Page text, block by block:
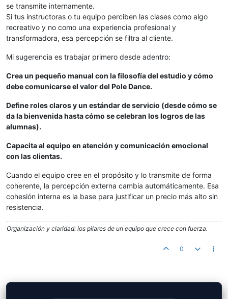
se transmite internamente.
Si tus instructoras o tu equipo perciben las clases como algo
recreativo y no como una experiencia profesional y
transformadora, esa percepción se filtra al cliente.
Mi sugerencia es trabajar primero desde adentro:
Crea un pequeño manual con la filosofía del estudio y cómo
debe comunicarse el valor del Pole Dance.
Define roles claros y un estándar de servicio (desde cómo se
da la bienvenida hasta cómo se celebran los logros de las
alumnas).
Capacita al equipo en atención y comunicación emocional
con las clientas.
Cuando el equipo cree en el propósito y lo transmite de forma
coherente, la percepción externa cambia automáticamente. Esa
cohesión interna es la base para justificar un precio más alto sin
resistencia.
Organización y claridad: los pilares de un equipo que crece con fuerza.
0